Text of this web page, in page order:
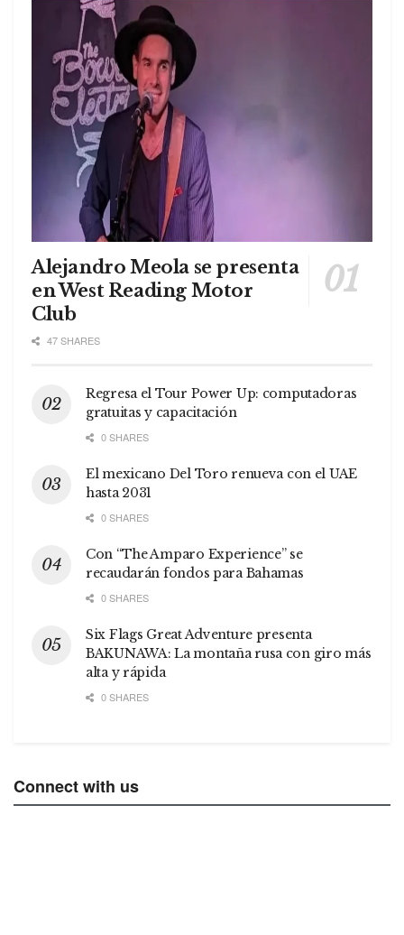
Alejandro Meola se presenta
en West Reading Motor
Club
47 SHARES
Regresa el Tour Power Up: computadoras
gratuitas y capacitación
0 SHARES
El mexicano Del Toro renueva con el UAE
hasta 2031
0 SHARES
Con “The Amparo Experience” se
recaudarán fondos para Bahamas
0 SHARES
Six Flags Great Adventure presenta
BAKUNAWA: La montaña rusa con giro más
alta y rápida
0 SHARES
Connect with us